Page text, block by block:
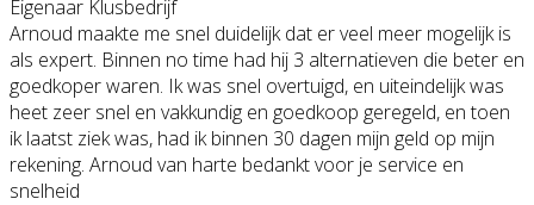
Eigenaar Klusbedrijf
Arnoud maakte me snel duidelijk dat er veel meer mogelijk is
als expert. Binnen no time had hij 3 alternatieven die beter en
goedkoper waren. Ik was snel overtuigd, en uiteindelijk was
heet zeer snel en vakkundig en goedkoop geregeld, en toen
ik laatst ziek was, had ik binnen 30 dagen mijn geld op mijn
rekening. Arnoud van harte bedankt voor je service en
snelheid